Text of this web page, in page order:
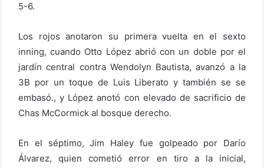
5-6.
Los rojos anotaron su primera vuelta en el sexto
inning, cuando Otto López abrió con un doble por el
jardín central contra Wendolyn Bautista, avanzó a la
3B por un toque de Luis Liberato y también se se
embasó., y López anotó con elevado de sacrificio de
Chas McCormick al bosque derecho.
En el séptimo, Jim Haley fue golpeado por Darío
Álvarez, quien cometió error en tiro a la inicial,